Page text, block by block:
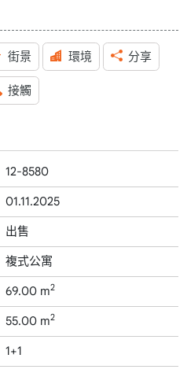
街景 環境 分享
接觸
12-8580
01.11.2025
出售
複式公寓
69.00 m2
55.00 m2
1+1